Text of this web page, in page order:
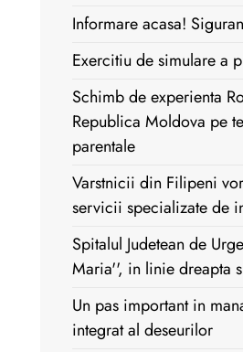
Informare acasa!
Exercitiu de simulare a
Schimb de experienta
Republica Moldova pe
parentale
Varstnicii din Filipeni
servicii specializate de
Spitalul Judetean de
Maria'', in linie dreapta
Un pas important in
integrat al deseurilor